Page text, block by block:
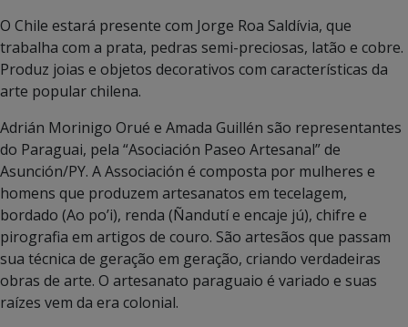
O Chile estará presente com Jorge Roa Saldívia, que
trabalha com a prata, pedras semi-preciosas, latão e cobre.
Produz joias e objetos decorativos com características da
arte popular chilena.
Adrián Morinigo Orué e Amada Guillén são representantes
do Paraguai, pela “Asociación Paseo Artesanal” de
Asunción/PY. A Associación é composta por mulheres e
homens que produzem artesanatos em tecelagem,
bordado (Ao po’i), renda (Ñandutí e encaje jú), chifre e
pirografia em artigos de couro. São artesãos que passam
sua técnica de geração em geração, criando verdadeiras
obras de arte. O artesanato paraguaio é variado e suas
raízes vem da era colonial.